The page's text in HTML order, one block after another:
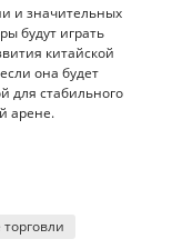
и значительных
будут играть
китайской
она будет
для стабильного
арене.